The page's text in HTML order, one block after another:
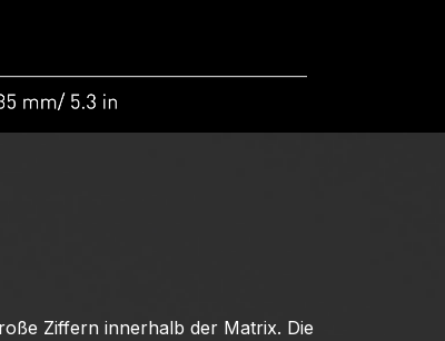
Ziffern innerhalb der Matrix. Die